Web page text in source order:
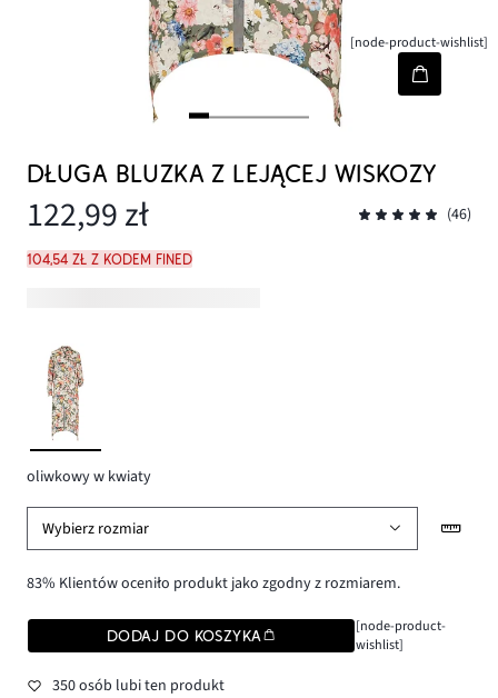
[node-product-wishlist]
DŁUGA BLUZKA Z LEJĄCEJ WISKOZY
122,99 zł (46)
104,54 zł z kodem FINED
oliwkowy w kwiaty
Wybierz rozmiar
83% Klientów oceniło produkt jako zgodny z rozmiarem.
DODAJ DO KOSZYKA
[node-product-
wishlist]
350 osób lubi ten produkt